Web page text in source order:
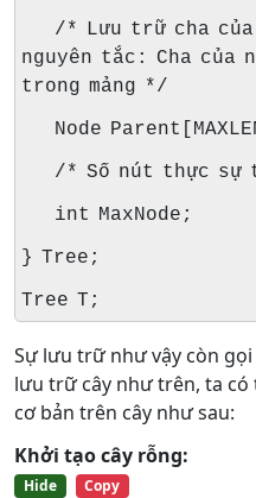
/* Lưu trữ cha của
nguyên tắc: Cha
trong mảng */
Node
/* Số nút thực sự
int MaxNode;
} Tree;
Tree T;
Sự lưu trữ như vậy còn
lưu trữ cây như trên, ta có
cơ bản trên cây như sau:
Khởi tạo cây rỗng:
Hide Copy